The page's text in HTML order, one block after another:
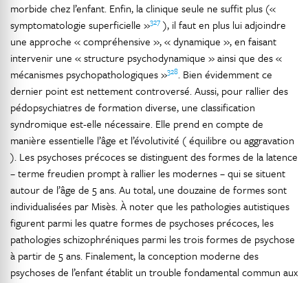
morbide chez l’enfant. Enfin, la clinique seule ne suffit plus («
symptomatologie superficielle »327 ), il faut en plus lui adjoindre
une approche « compréhensive », « dynamique », en faisant
intervenir une « structure psychodynamique » ainsi que des «
mécanismes psychopathologiques »328. Bien évidemment ce
dernier point est nettement controversé. Aussi, pour rallier des
pédopsychiatres de formation diverse, une classification
syndromique est-elle nécessaire. Elle prend en compte de
manière essentielle l’âge et l’évolutivité ( équilibre ou aggravation
). Les psychoses précoces se distinguent des formes de la latence
– terme freudien prompt à rallier les modernes – qui se situent
autour de l’âge de 5 ans. Au total, une douzaine de formes sont
individualisées par Misès. À noter que les pathologies autistiques
figurent parmi les quatre formes de psychoses précoces, les
pathologies schizophréniques parmi les trois formes de psychose
à partir de 5 ans. Finalement, la conception moderne des
psychoses de l’enfant établit un trouble fondamental commun aux